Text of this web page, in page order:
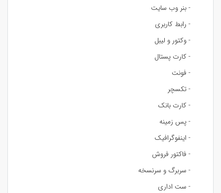
- بنر وب سایت
- رابط کاربری
- وکتور و لیبل
- کارت پستال
- فونت
- تکسچر
- کارت بانک
- پس زمینه
- اینفوگرافیک
- فاکتور فروش
- سربرگ و سرنسخه
- ست اداری